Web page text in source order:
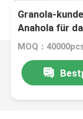
Granola-
Anahola für
Verpacken
MOQ：